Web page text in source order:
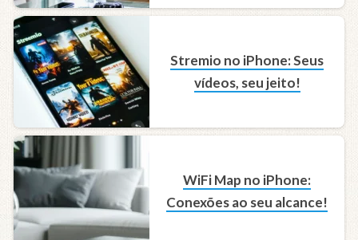
Stremio no iPhone: Seus
vídeos, seu jeito!
WiFi Map no iPhone:
Conexões ao seu alcance!